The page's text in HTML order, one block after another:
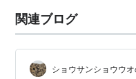
関連ブログ
ショウサンショウウ